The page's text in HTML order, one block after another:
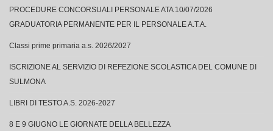
PROCEDURE CONCORSUALI PERSONALE ATA 10/07/2026
GRADUATORIA PERMANENTE PER IL PERSONALE A.T.A.
Classi prime primaria a.s. 2026/2027
ISCRIZIONE AL SERVIZIO DI REFEZIONE SCOLASTICA DEL COMUNE DI
SULMONA
LIBRI DI TESTO A.S. 2026-2027
8 E 9 GIUGNO LE GIORNATE DELLA BELLEZZA